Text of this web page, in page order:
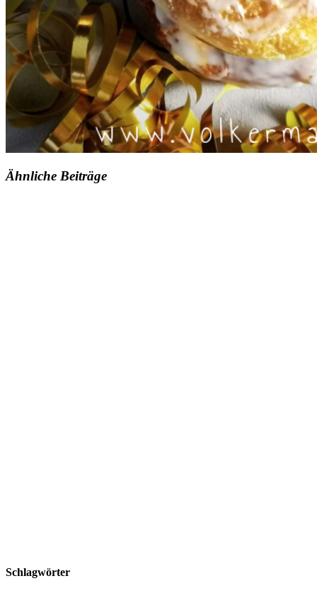
Ähnliche Beiträge
Schlagwörter